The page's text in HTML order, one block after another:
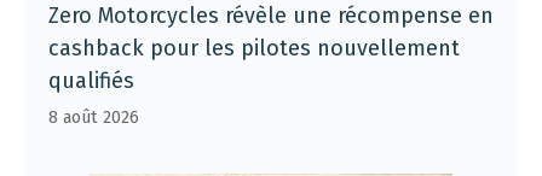
Zero Motorcycles révèle une récompense en
cashback pour les pilotes nouvellement
qualifiés
8 août 2026